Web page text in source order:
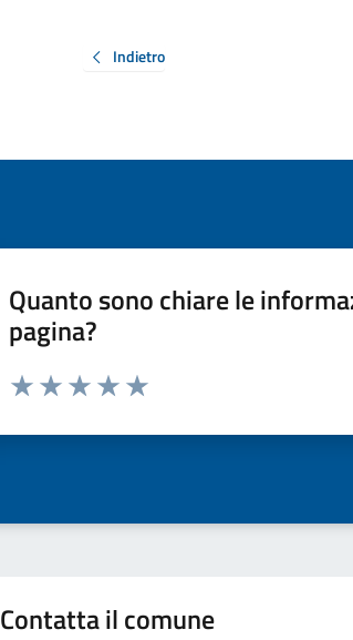
Indietro
Quanto sono chiare le
pagina?
Valuta da 1 a 5 stelle la pagina
Contatta il comune